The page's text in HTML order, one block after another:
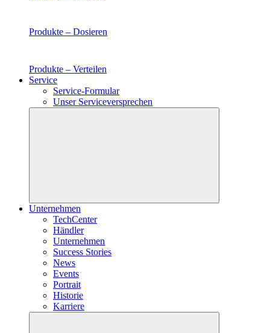
Produkte – Dosieren
Produkte – Verteilen
Service
Service-Formular
Unser Serviceversprechen
Unternehmen
TechCenter
Händler
Unternehmen
Success Stories
News
Events
Portrait
Historie
Karriere